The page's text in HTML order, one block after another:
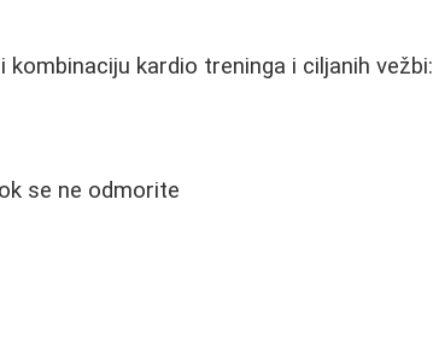
kardio treninga i ciljanih vežbi:
se ne odmorite